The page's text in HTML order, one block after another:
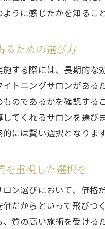
ホワ
うに感じたかを知るこ
るための選び方
する際には、長期的な
トニングサロンがあ
のであるかを確認す
てくれるサロンを選
には賢い選択となりま
を重視した選択を
ン選びにおいて、価
だからといって飛びつ
質の高い施術を受ける